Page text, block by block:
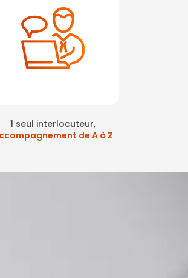
1 seul interlocuteur,
de A à Z